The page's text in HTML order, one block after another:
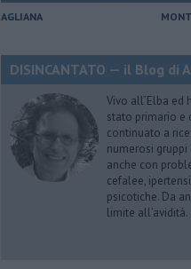
AGLIANA
DISINCANTATO — il Blog di
Vivo all’Elba ed
stato primario e
continuato a
numerosi
anche con
cefalee,
psicotiche. Da
limite all’avidità.